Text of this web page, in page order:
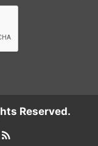
Reserved.